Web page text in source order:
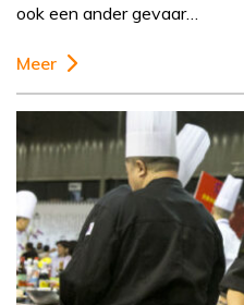
ook een ander gevaar…
Meer